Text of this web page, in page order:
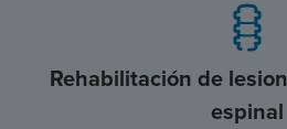
Rehabilitación de
espinal